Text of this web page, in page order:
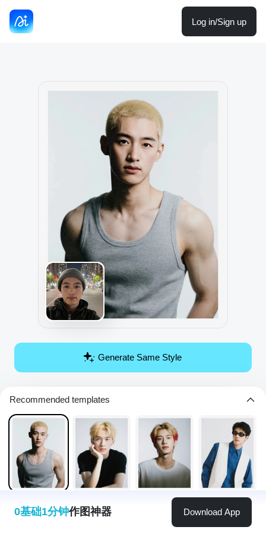
Log in/Sign up
Generate Same Style
Recommended templates
0基础1分钟作图神器 Download App